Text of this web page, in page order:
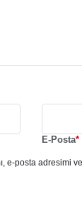
E-Posta*
e-posta adresimi